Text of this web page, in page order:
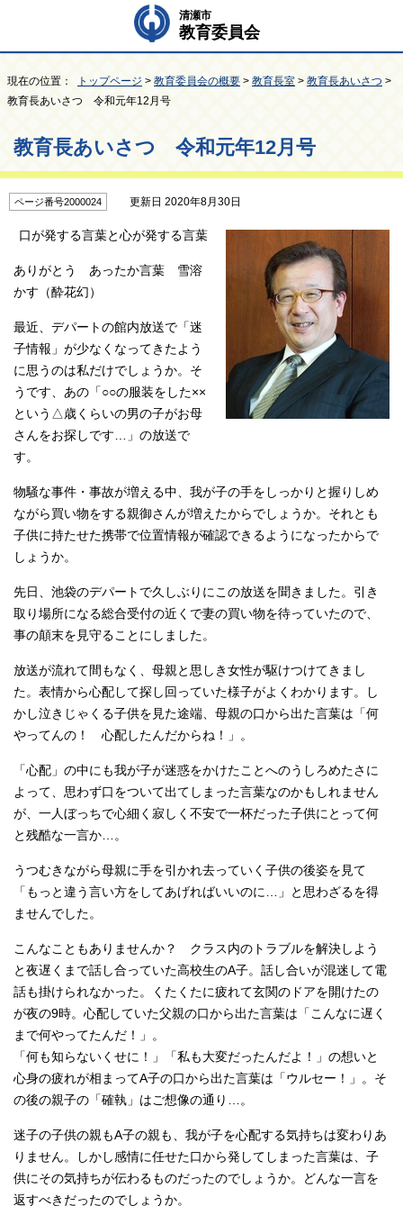
清瀬市
教育委員会
現在の位置： トップページ > 教育委員会の概要 > 教育長室 > 教育長あいさつ >
教育長あいさつ 令和元年12月号
教育長あいさつ 令和元年12月号
ページ番号2000024 更新日 2020年8月30日
口が発する言葉と心が発する言葉
ありがとう あったか言葉 雪溶
かす（酔花幻）
最近、デパートの館内放送で「迷
子情報」が少なくなってきたよう
に思うのは私だけでしょうか。そ
うです、あの「○○の服装をした××
という△歳くらいの男の子がお母
さんをお探しです…」の放送で
す。
物騒な事件・事故が増える中、我が子の手をしっかりと握りしめ
ながら買い物をする親御さんが増えたからでしょうか。それとも
子供に持たせた携帯で位置情報が確認できるようになったからで
しょうか。
先日、池袋のデパートで久しぶりにこの放送を聞きました。引き
取り場所になる総合受付の近くで妻の買い物を待っていたので、
事の顛末を見守ることにしました。
放送が流れて間もなく、母親と思しき女性が駆けつけてきまし
た。表情から心配して探し回っていた様子がよくわかります。し
かし泣きじゃくる子供を見た途端、母親の口から出た言葉は「何
やってんの！ 心配したんだからね！」。
「心配」の中にも我が子が迷惑をかけたことへのうしろめたさに
よって、思わず口をついて出てしまった言葉なのかもしれません
が、一人ぼっちで心細く寂しく不安で一杯だった子供にとって何
と残酷な一言か…。
うつむきながら母親に手を引かれ去っていく子供の後姿を見て
「もっと違う言い方をしてあげればいいのに…」と思わざるを得
ませんでした。
こんなこともありませんか？ クラス内のトラブルを解決しよう
と夜遅くまで話し合っていた高校生のA子。話し合いが混迷して電
話も掛けられなかった。くたくたに疲れて玄関のドアを開けたの
が夜の9時。心配していた父親の口から出た言葉は「こんなに遅く
まで何やってたんだ！」。
「何も知らないくせに！」「私も大変だったんだよ！」の想いと
心身の疲れが相まってA子の口から出た言葉は「ウルセー！」。そ
の後の親子の「確執」はご想像の通り…。
迷子の子供の親もA子の親も、我が子を心配する気持ちは変わりあ
りません。しかし感情に任せた口から発してしまった言葉は、子
供にその気持ちが伝わるものだったのでしょうか。どんな一言を
返すべきだったのでしょうか。